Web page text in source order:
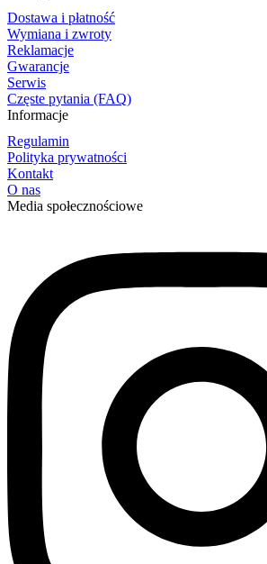
Dostawa i płatność
Wymiana i zwroty
Reklamacje
Gwarancje
Serwis
Częste pytania (FAQ)
Informacje
Regulamin
Polityka prywatności
Kontakt
O nas
Media społecznościowe